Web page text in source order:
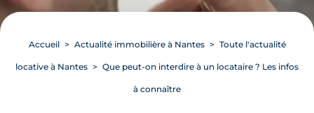
Accueil Actualité immobilière à Nantes Toute l'actualité
locative à Nantes Que peut-on interdire à un locataire ? Les infos
à connaître